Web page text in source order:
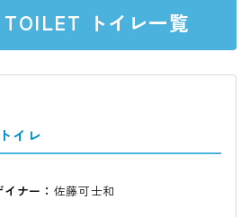
トイレ一覧
イレ
ナー： 佐藤可士和